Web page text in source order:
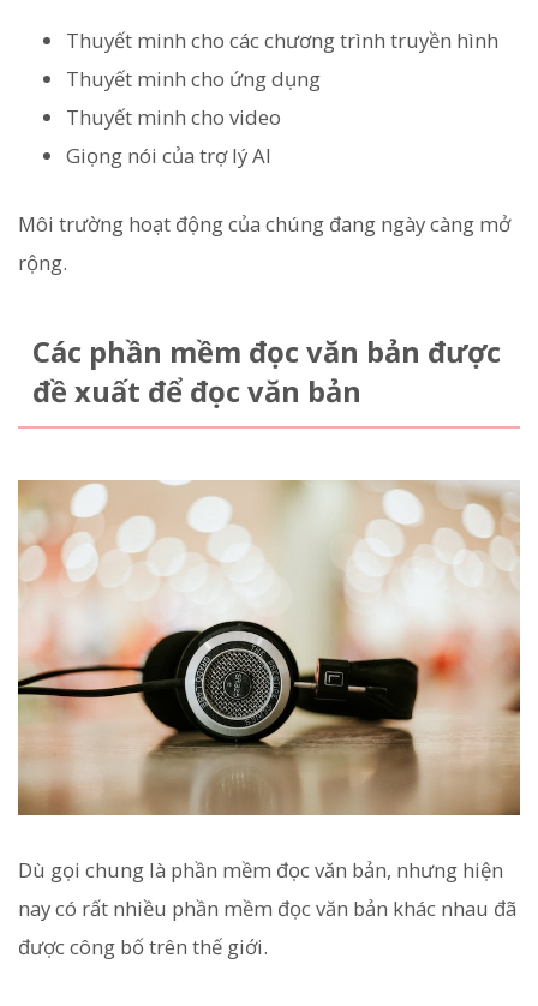
Thuyết minh cho các chương trình truyền hình
Thuyết minh cho ứng dụng
Thuyết minh cho video
Giọng nói của trợ lý AI
Môi trường hoạt động của chúng đang ngày càng mở
rộng.
Các phần mềm đọc văn bản được
đề xuất để đọc văn bản
Dù gọi chung là phần mềm đọc văn bản, nhưng hiện
nay có rất nhiều phần mềm đọc văn bản khác nhau đã
được công bố trên thế giới.